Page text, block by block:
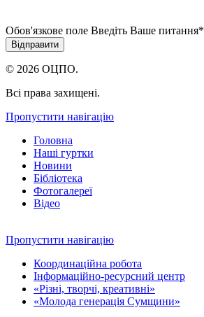
Обов'язкове поле Введіть Ваше питання*
© 2026 ОЦПО.
Всі права захищені.
Пропустити навігацію
Головна
Наші гуртки
Новини
Бібліотека
Фотогалереї
Відео
Пропустити навігацію
Координаційна робота
Інформаційно-ресурсний центр
«Різні, творчі, креативні»
«Молода генерація Сумщини»